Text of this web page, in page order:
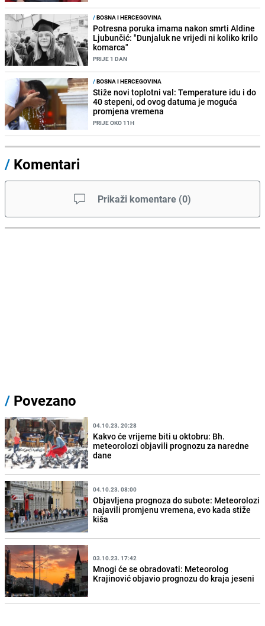
/BOSNA I HERCEGOVINA
Potresna poruka imama nakon smrti Aldine
Ljubunčić: "Dunjaluk ne vrijedi ni koliko krilo
komarca"
PRIJE 1 DAN
/BOSNA I HERCEGOVINA
Stiže novi toplotni val: Temperature idu i do
40 stepeni, od ovog datuma je moguća
promjena vremena
PRIJE OKO 11H
/ Komentari
Prikaži komentare (0)
/ Povezano
04.10.23. 20:28
Kakvo će vrijeme biti u oktobru: Bh.
meteorolozi objavili prognozu za naredne
dane
04.10.23. 08:00
Objavljena prognoza do subote: Meteorolozi
najavili promjenu vremena, evo kada stiže
kiša
03.10.23. 17:42
Mnogi će se obradovati: Meteorolog
Krajinović objavio prognozu do kraja jeseni